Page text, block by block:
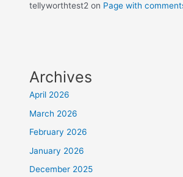
tellyworthtest2 on Page with
Archives
April 2026
March 2026
February 2026
January 2026
December 2025